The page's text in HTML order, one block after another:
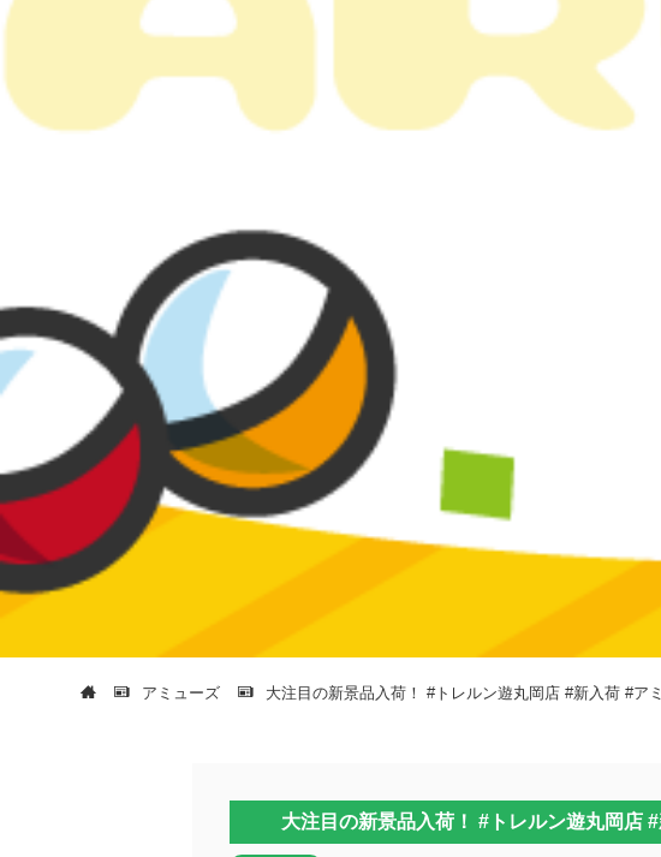
アミューズ 大注目の新景品入荷！ #トレルン遊丸岡店 #新入荷 #ア
大注目の新景品入荷！ #トレルン遊丸岡店